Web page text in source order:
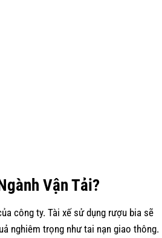
Vận Tải?
công ty. Tài xế sử dụng rượu bia sẽ
nghiêm trọng như tai nạn giao thông.